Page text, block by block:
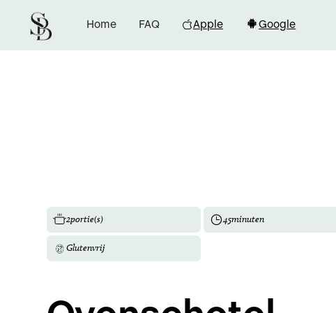
Home FAQ Apple Google
2portie(s) 45minuten
Glutenvrij